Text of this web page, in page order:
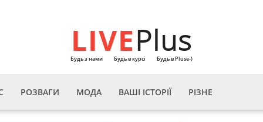
LIVEPlus
Будь з нами Будь в курсі Будь в Pluse-)
РОЗВАГИ МОДА ВАШІ ІСТОРІЇ РІЗНЕ